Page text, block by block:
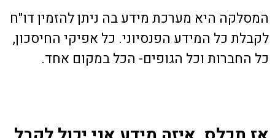
המסלקה היא מערכת מידע בה ניתן להזמין דו"ח
לקבלת כל המידע הפנסיוני. כל אפיקי החיסכון,
כל החברות וכל הגופים- הכל במקום אחד.